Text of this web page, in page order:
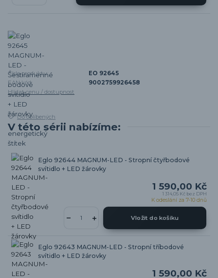
Číslo produktu:
EO 92645
EAN kód:
9002759926458
Hlídat cenu / dostupnost
Do oblíbených
V této sérii nabízíme:
Eglo 92644 MAGNUM-LED - Stropní čtyřbodové
svítidlo + LED žárovky
1 590,00 Kč
1 314,05 Kč bez DPH
K odeslání za 7-10 dnů
Vložit do košíku
Eglo 92643 MAGNUM-LED - Stropní tříbodové
svítidlo + LED žárovky
1 590,00 Kč